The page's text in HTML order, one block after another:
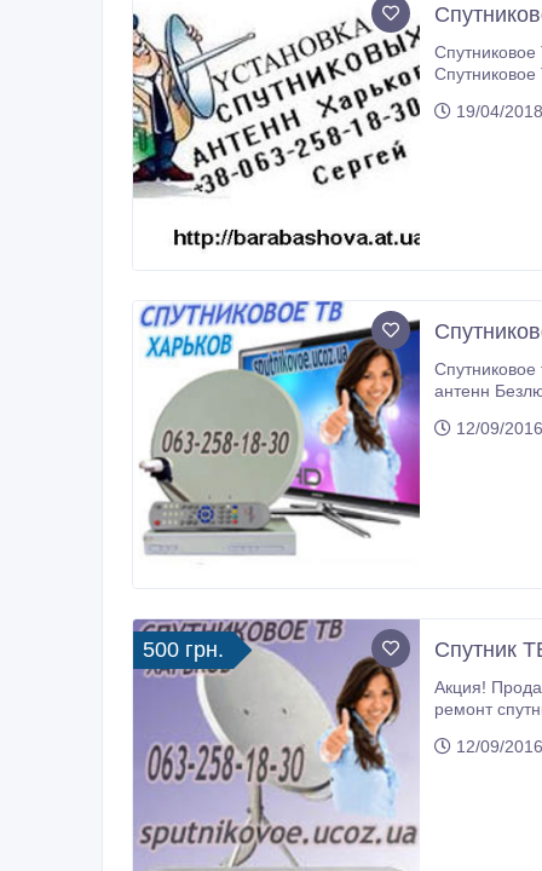
Спутниковое ТВ в
19/04/
антенн
Водяное в
12/09/
500 грн. Спутник
Акция! Продажа, настройка установка спутниковых антенн в Харькове и обл. от 550 грн. Демонтаж,
ремонт спутниковых
12/09/